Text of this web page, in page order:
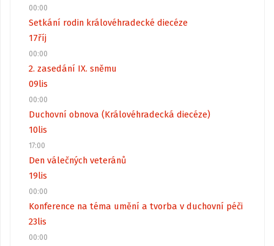
00:00
Setkání rodin královéhradecké diecéze
17říj
00:00
2. zasedání IX. sněmu
09lis
00:00
Duchovní obnova (Královéhradecká diecéze)
10lis
17:00
Den válečných veteránů
19lis
00:00
Konference na téma umění a tvorba v duchovní péči
23lis
00:00